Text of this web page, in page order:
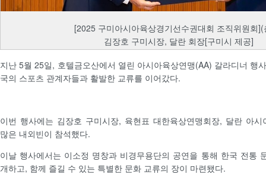
[2025 구미아시아육상경기선수권대회 조직위원회
김장호 구미시장, 달란 회장[구미시 제공]
지난 5월 25일, 호텔금오산에서 열린 아시아육상연맹(AA) 갈라디너 행
국의 스포츠 관계자들과 활발한 교류를 이어갔다.
이번 행사에는 김장호 구미시장, 육현표 대한육상연맹회장, 달란 아시
많은 내외빈이 참석했다.
이날 행사에서는 이소정 명창과 비경무용단의 공연을 통해 한국 전통
개하고, 함께 즐길 수 있는 특별한 문화 교류의 장이 마련됐다.